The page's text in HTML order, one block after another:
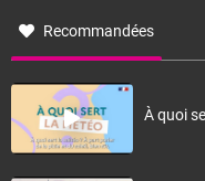
Recommandées
À quoi